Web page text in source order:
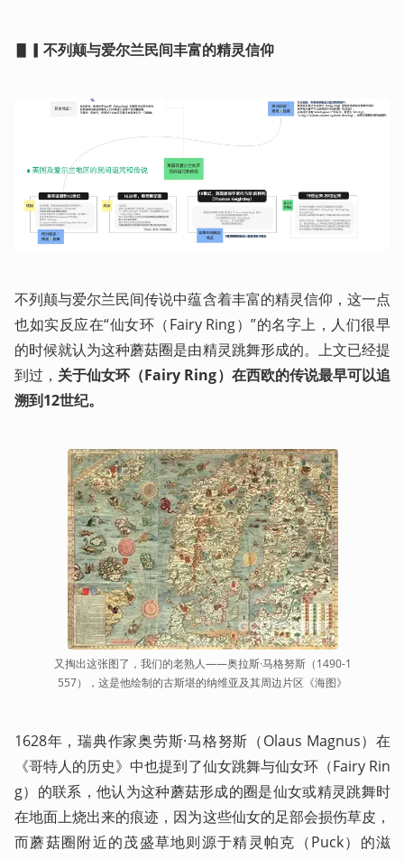
▋▎不列颠与爱尔兰民间丰富的精灵信仰
不列颠与爱尔兰民间传说中蕴含着丰富的精灵信仰，这一点
也如实反应在“仙女环（Fairy Ring）”的名字上，人们很早
的时候就认为这种蘑菇圈是由精灵跳舞形成的。上文已经提
到过， 关于仙女环（Fairy Ring）在西欧的传说最早可以追
溯到12世纪。
又掏出这张图了，我们的老熟人——奥拉斯·马格努斯（1490-1
557），这是他绘制的古斯堪的纳维亚及其周边片区《海图》
1628年，瑞典作家奥劳斯·马格努斯（Olaus Magnus）在
《哥特人的历史》中也提到了仙女跳舞与仙女环（Fairy Rin
g）的联系，他认为这种蘑菇形成的圈是仙女或精灵跳舞时
在地面上烧出来的痕迹，因为这些仙女的足部会损伤草皮，
而蘑菇圈附近的茂盛草地则源于精灵帕克（Puck）的滋